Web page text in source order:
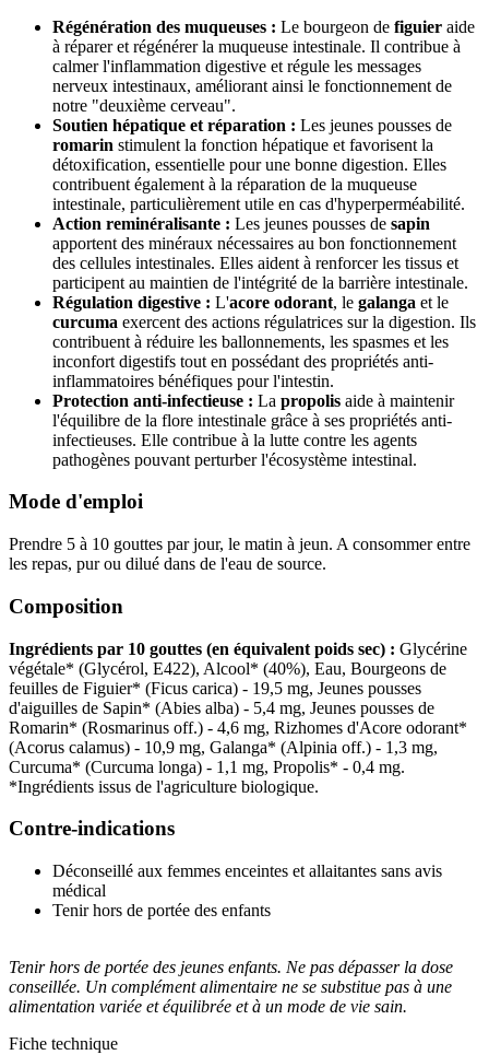
Régénération des muqueuses : Le bourgeon de figuier aide
à réparer et régénérer la muqueuse intestinale. Il contribue à
calmer l'inflammation digestive et régule les messages
nerveux intestinaux, améliorant ainsi le fonctionnement de
notre "deuxième cerveau".
Soutien hépatique et réparation : Les jeunes pousses de
romarin stimulent la fonction hépatique et favorisent la
détoxification, essentielle pour une bonne digestion. Elles
contribuent également à la réparation de la muqueuse
intestinale, particulièrement utile en cas d'hyperperméabilité.
Action reminéralisante : Les jeunes pousses de sapin
apportent des minéraux nécessaires au bon fonctionnement
des cellules intestinales. Elles aident à renforcer les tissus et
participent au maintien de l'intégrité de la barrière intestinale.
Régulation digestive : L'acore odorant, le galanga et le
curcuma exercent des actions régulatrices sur la digestion. Ils
contribuent à réduire les ballonnements, les spasmes et les
inconfort digestifs tout en possédant des propriétés anti-
inflammatoires bénéfiques pour l'intestin.
Protection anti-infectieuse : La propolis aide à maintenir
l'équilibre de la flore intestinale grâce à ses propriétés anti-
infectieuses. Elle contribue à la lutte contre les agents
pathogènes pouvant perturber l'écosystème intestinal.
Mode d'emploi
Prendre 5 à 10 gouttes par jour, le matin à jeun. A consommer entre
les repas, pur ou dilué dans de l'eau de source.
Composition
Ingrédients par 10 gouttes (en équivalent poids sec) : Glycérine
végétale* (Glycérol, E422), Alcool* (40%), Eau, Bourgeons de
feuilles de Figuier* (Ficus carica) - 19,5 mg, Jeunes pousses
d'aiguilles de Sapin* (Abies alba) - 5,4 mg, Jeunes pousses de
Romarin* (Rosmarinus off.) - 4,6 mg, Rizhomes d'Acore odorant*
(Acorus calamus) - 10,9 mg, Galanga* (Alpinia off.) - 1,3 mg,
Curcuma* (Curcuma longa) - 1,1 mg, Propolis* - 0,4 mg.
*Ingrédients issus de l'agriculture biologique.
Contre-indications
Déconseillé aux femmes enceintes et allaitantes sans avis
médical
Tenir hors de portée des enfants
Tenir hors de portée des jeunes enfants. Ne pas dépasser la dose
conseillée. Un complément alimentaire ne se substitue pas à une
alimentation variée et équilibrée et à un mode de vie sain.
Fiche technique